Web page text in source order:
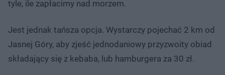
tyle, ile zapłacimy nad morzem.
Jest jednak tańsza opcja. Wystarczy pojechać 2 km od
Jasnej Góry, aby zjeść jednodaniowy przyzwoity obiad
składający się z kebaba, lub hamburgera za 30 zł.